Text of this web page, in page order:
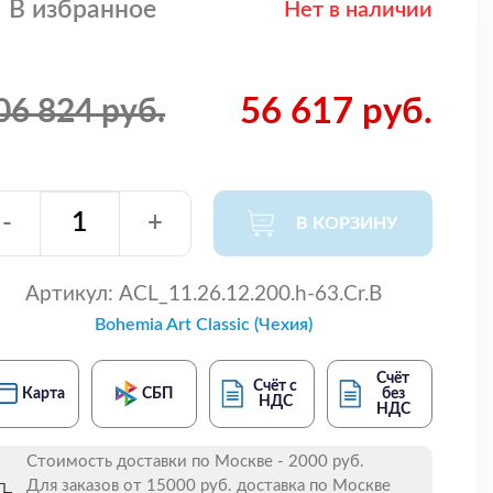
В избранное Нет в наличии
824 руб. 56 617 руб.
- + В КОРЗИНУ
Артикул: ACL_11.26.12.200.h-63.Cr.B
Bohemia Art Classic (Чехия)
Карта СБП
Счёт с
НДС
Счёт
без
НДС
Стоимость доставки по Москве - 2000 руб.
Для заказов от 15000 руб. доставка по Москве